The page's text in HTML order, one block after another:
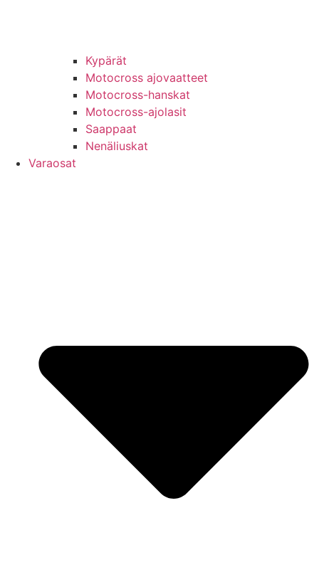
Kypärät
Motocross ajovaatteet
Motocross-hanskat
Motocross-ajolasit
Saappaat
Nenäliuskat
Varaosat